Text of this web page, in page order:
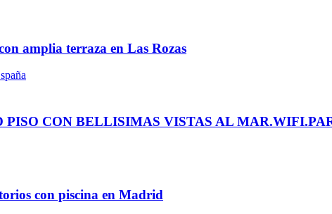
amplia terraza en Las Rozas
PISO CON BELLISIMAS VISTAS AL
con piscina en Madrid